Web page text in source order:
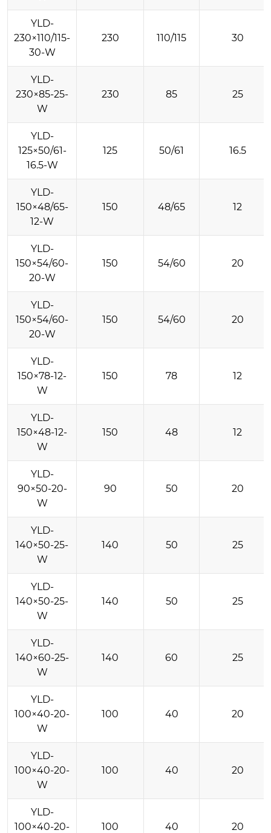
YLD-
230×110/115-
30-W
230 110/115 30
YLD-
230×85-25-
W
230 85 25
YLD-
125×50/61-
16.5-W
125 50/61 16.5
YLD-
150×48/65-
12-W
150 48/65 12
YLD-
150×54/60-
20-W
150 54/60 20
YLD-
150×54/60-
20-W
150 54/60 20
YLD-
150×78-12-
W
150 78 12
YLD-
150×48-12-
W
150 48 12
YLD-
90×50-20-
W
90 50 20
YLD-
140×50-25-
W
140 50 25
YLD-
140×50-25-
W
140 50 25
YLD-
140×60-25-
W
140 60 25
YLD-
100×40-20-
W
100 40 20
YLD-
100×40-20-
W
100 40 20
YLD-
100×40-20-
100 40 20